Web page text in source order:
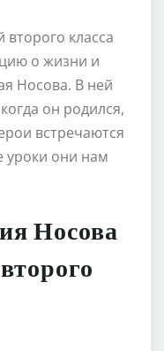
класса
о жизни и
Носова. В ней
он родился,
встречаются
уроки они нам
Носова